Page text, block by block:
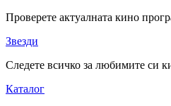
Проверете актуалната кино
Звезди
Следете всичко за любимите си
Каталог